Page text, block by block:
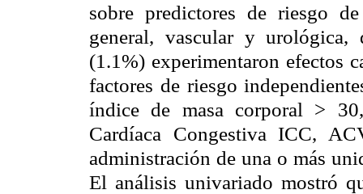
sobre predictores de riesgo
general, vascular y
(1.1%) experimentaron efectos
factores de riesgo
índice de masa corporal >
Cardíaca Congestiva ICC,
administración de una o más
El análisis univariado mostró